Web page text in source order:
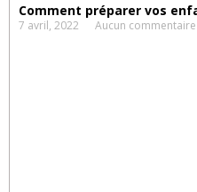
Comment préparer vos
7 avril, 2022 Aucun commentaire